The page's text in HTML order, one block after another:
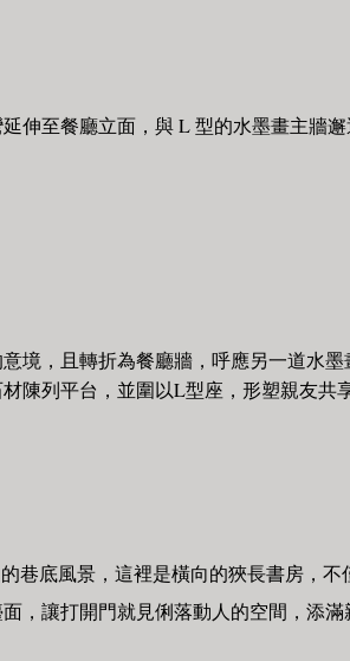
伸至餐廳立面，與 L 型的水墨畫主牆
境，且轉折為餐廳牆，呼應另一道水
陳列平台，並圍以L型座，形塑親友共
巷底風景，這裡是橫向的狹長書房，
，讓打開門就見俐落動人的空間，添滿